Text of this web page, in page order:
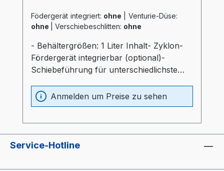
Födergerät integriert: ohne
Venturie-Düse:
ohne
Verschiebeschlitten: ohne
- Behältergrößen: 1 Liter Inhalt- Zyklon-
Fördergerät integrierbar (optional)-
Schiebeführung für unterschiedlichste
Materialbehälter und Heizung optimal
wärmeisoliert (20mm)- Prozessheizung im
Materialbehälter aus Edelstahl und
Anmelden um Preise zu sehen
Service-Hotline